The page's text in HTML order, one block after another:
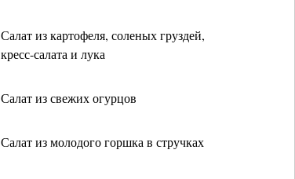
Салат из картофеля, соленых груздей,
кресс-салата и лука
Салат из свежих огурцов
Салат из молодого горшка в стручках